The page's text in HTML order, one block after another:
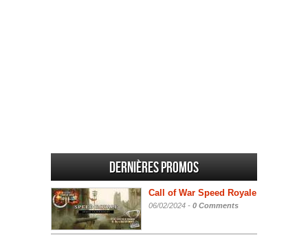
Dernières promos
Call of War Speed Royale
06/02/2024 - 0 Comments